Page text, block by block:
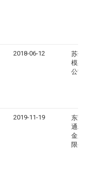
2018-06-12
苏州
模具
公司
2019-11-19
东莞
通精
金股
限公